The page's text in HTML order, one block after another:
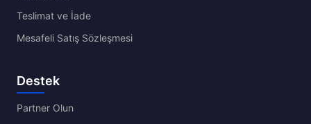
Teslimat ve İade
Mesafeli Satış Sözleşmesi
Destek
Partner Olun